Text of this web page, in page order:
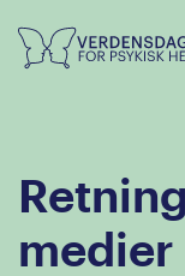
medier